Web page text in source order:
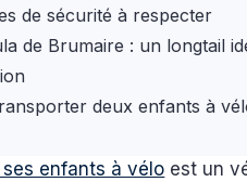
de sécurité à respecter
de Brumaire : un longtail
deux enfants à
enfants à vélo est un